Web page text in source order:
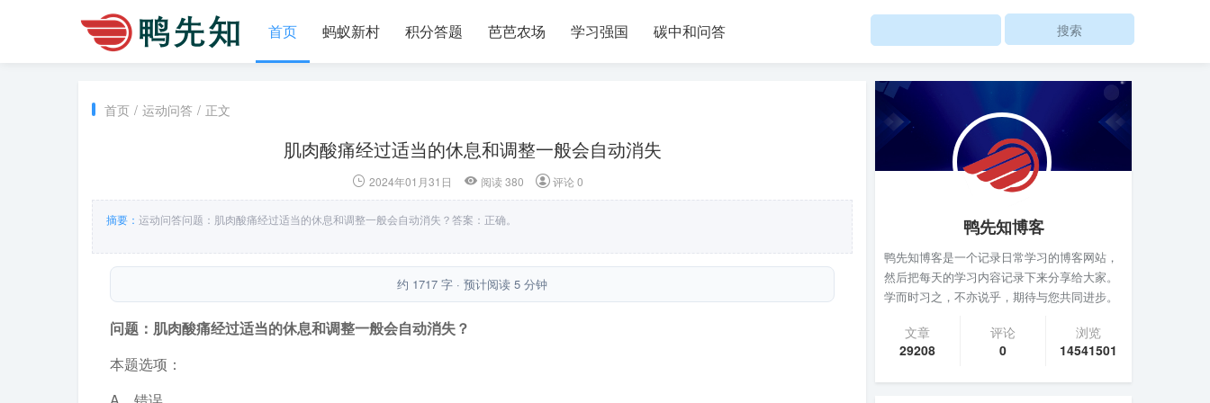
首页 蚂蚁新村 积分答题 芭芭农场 学习强国 碳中和问答 Search
首页 / 运动问答 / 正文
肌肉酸痛经过适当的休息和调整一般会自动消失
2024年01月31日 阅读 380 评论 0
摘要： 运动问答问题：肌肉酸痛经过适当的休息和调整一般会自动消失？答案：正确。
约 1717 字 · 预计阅读 5 分钟
问题：肌肉酸痛经过适当的休息和调整一般会自动消失？
本题选项：
鸭先知博客
鸭先知博客是一个记录日常学习的博客网站，
然后把每天的学习内容记录下来分享给大家。
学而时习之，不亦说乎，期待与您共同进步。
文章
29208
评论
0
浏览
14541501